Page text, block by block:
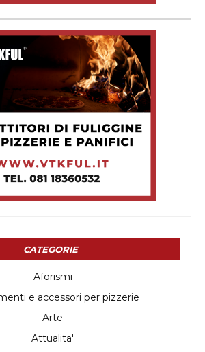
CATEGORIE
Aforismi
e accessori per pizzerie
Arte
Attualita'